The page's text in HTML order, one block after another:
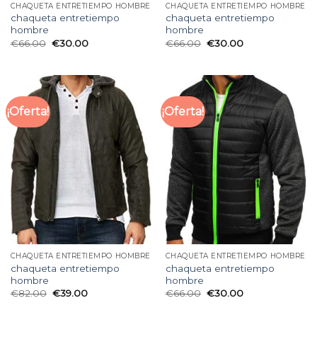
CHAQUETA ENTRETIEMPO HOMBRE
chaqueta entretiempo
hombre
€66.00 €30.00
CHAQUETA ENTRETIEMPO HOMBRE
chaqueta entretiempo
hombre
€66.00 €30.00
¡Oferta!
CHAQUETA ENTRETIEMPO HOMBRE
chaqueta entretiempo
hombre
€82.00 €39.00
¡Oferta!
CHAQUETA ENTRETIEMPO HOMBRE
chaqueta entretiempo
hombre
€66.00 €30.00